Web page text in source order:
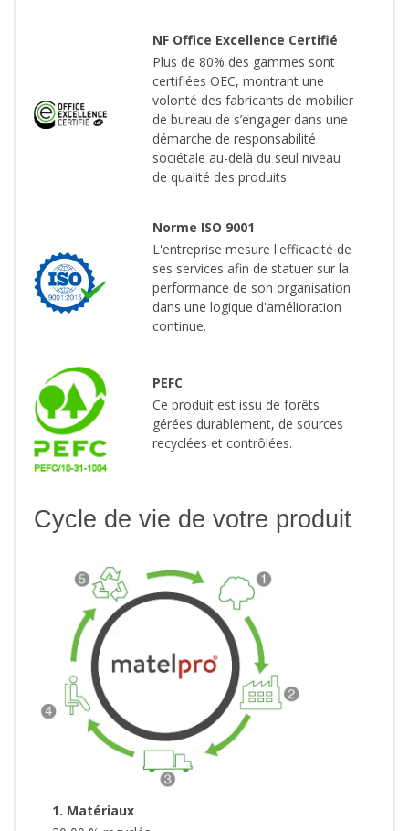
NF Office Excellence Certifié
Plus de 80% des gammes sont
certifiées OEC, montrant une
volonté des fabricants de mobilier
de bureau de s’engager dans une
démarche de responsabilité
sociétale au-delà du seul niveau
de qualité des produits.
Norme ISO 9001
L'entreprise mesure l'efficacité de
ses services afin de statuer sur la
performance de son organisation
dans une logique d'amélioration
continue.
PEFC
Ce produit est issu de forêts
gérées durablement, de sources
recyclées et contrôlées.
Cycle de vie de votre produit
1. Matériaux